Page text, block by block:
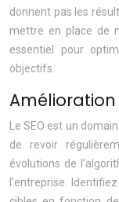
donnent pas les
mettre en place de
essentiel pour
objectifs.
Le SEO est un
de revoir
évolutions de
l’entreprise.